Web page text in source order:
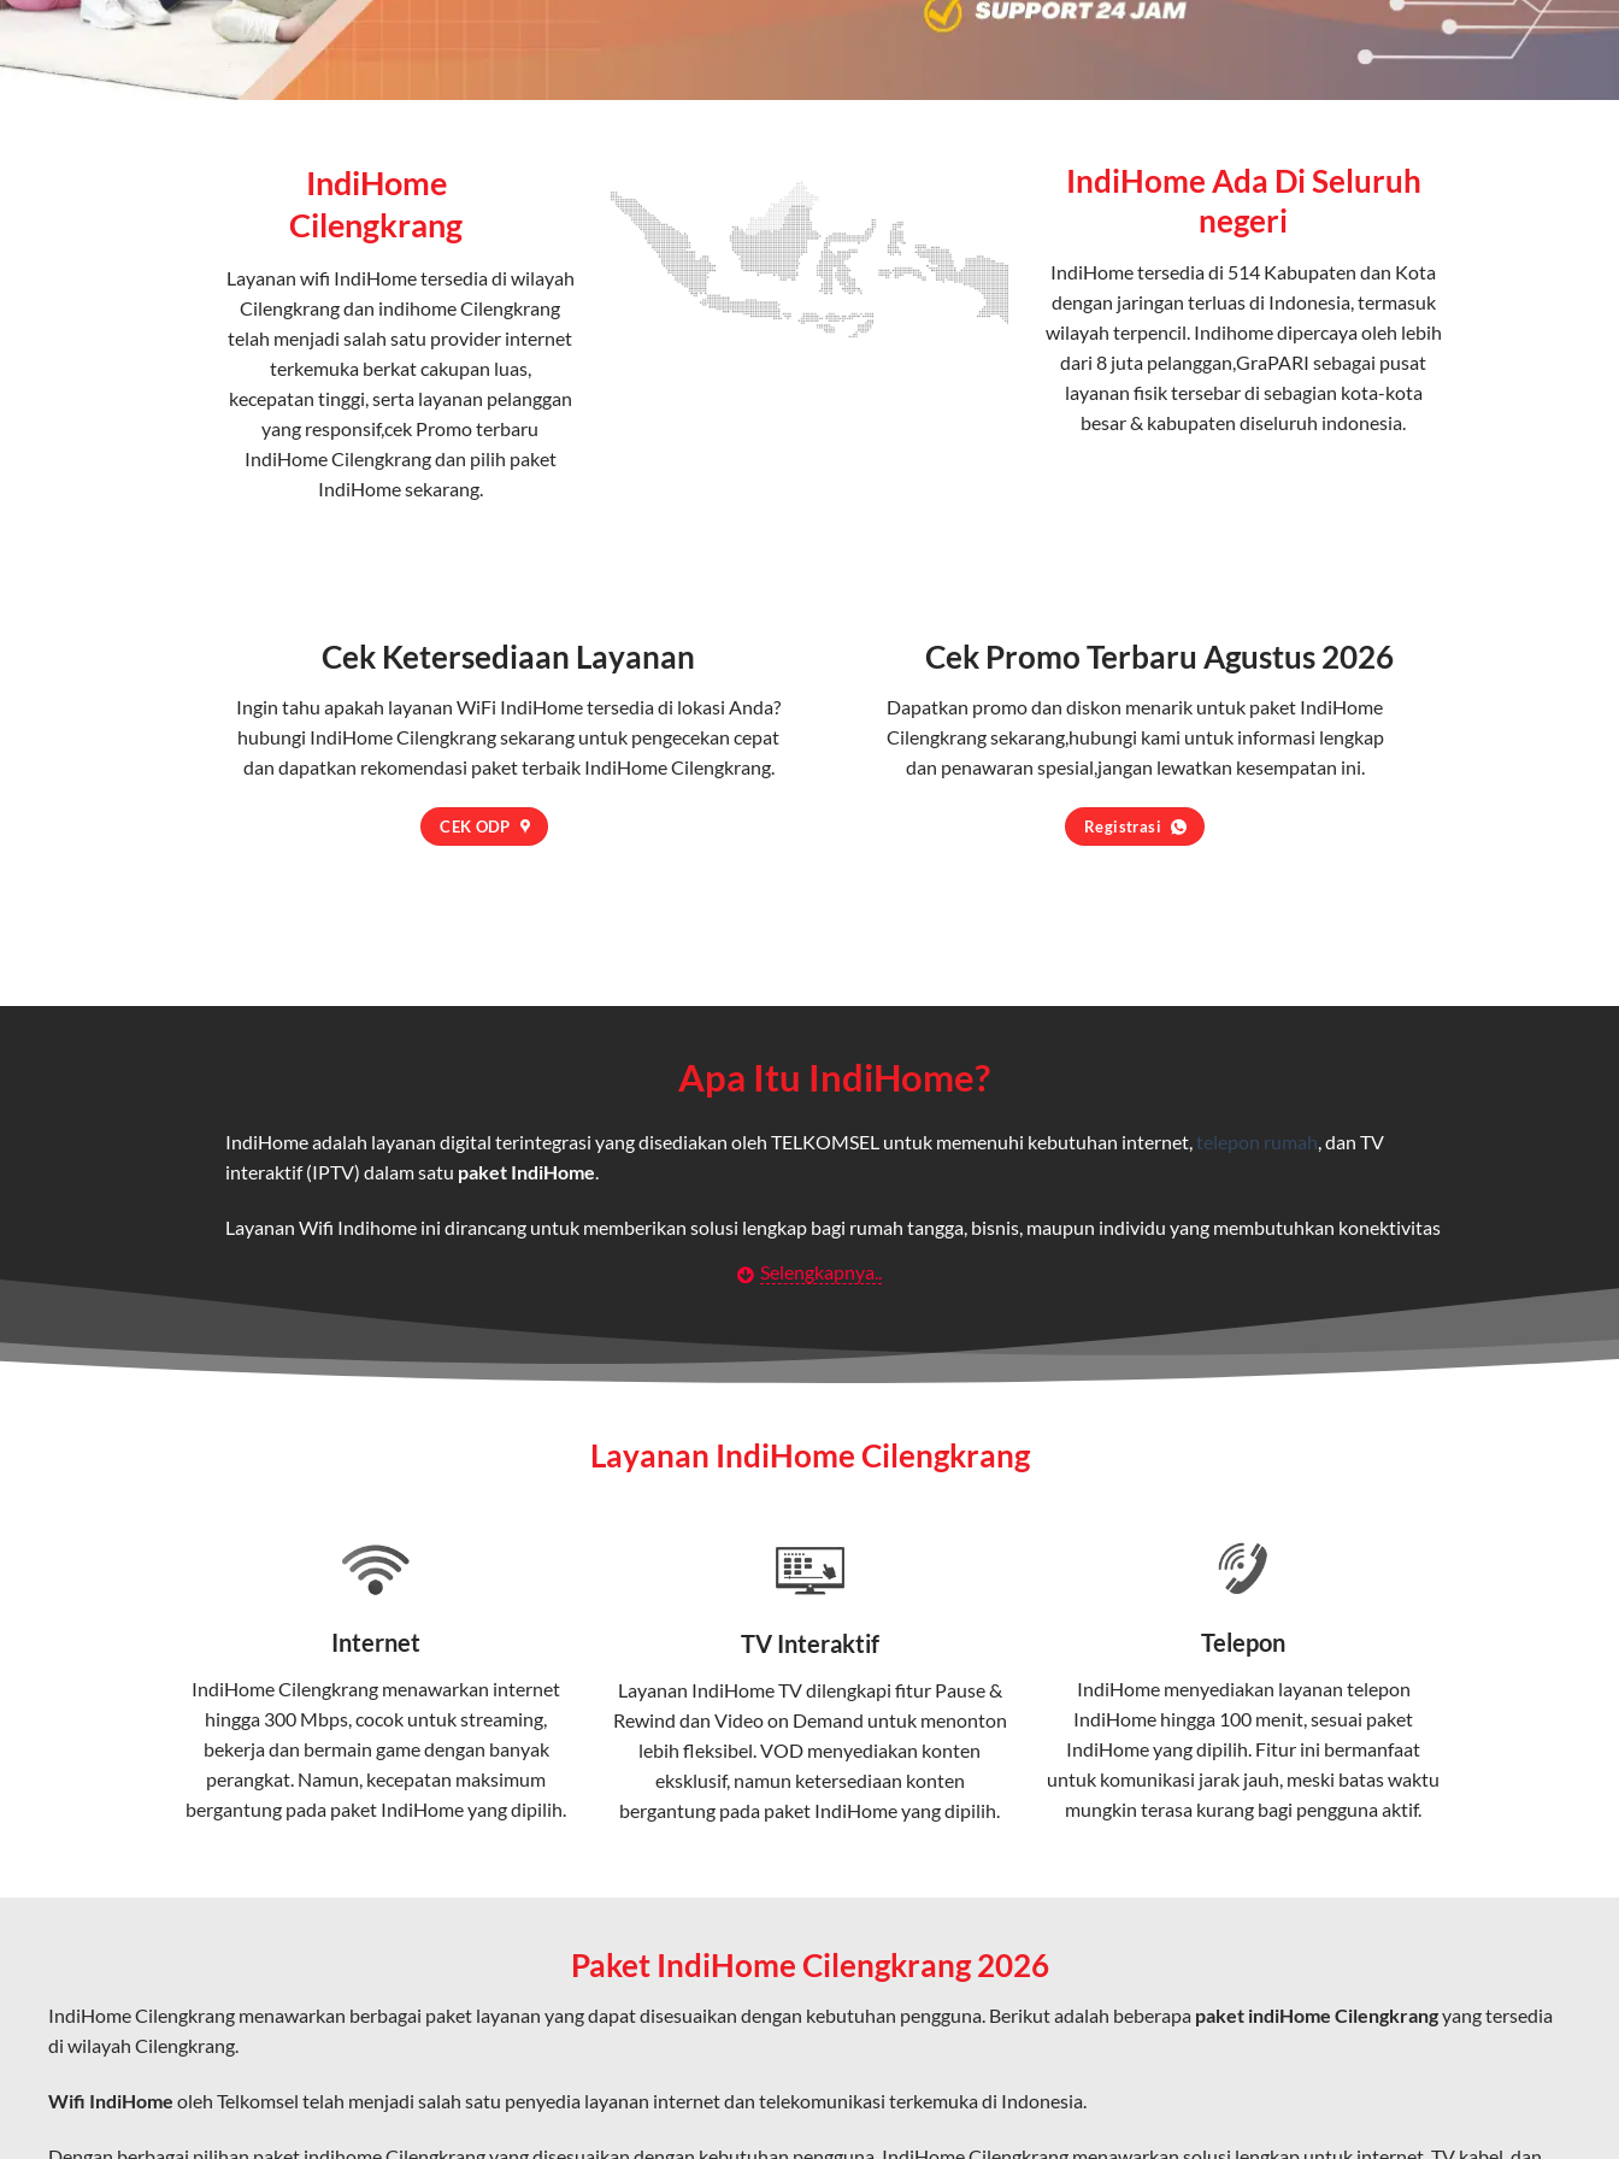
IndiHome
Cilengkrang
Layanan wifi IndiHometersedia di wilayah
Cilengkrang dan indihome Cilengkrang
telah menjadi salah satu provider internet
terkemuka berkat cakupan luas,
kecepatan tinggi, serta layanan pelanggan
yang responsif,cek Promo terbaru
IndiHome Cilengkrang dan pilih paket
IndiHomesekarang.
IndiHome Ada Di Seluruh
negeri
IndiHome tersedia di 514 Kabupaten dan Kota
dengan jaringan terluas di Indonesia, termasuk
wilayah terpencil. Indihome dipercaya oleh lebih
dari 8 juta pelanggan,GraPARI sebagai pusat
layanan fisik tersebar di sebagian kota-kota
besar & kabupaten diseluruh indonesia.
Cek Ketersediaan Layanan
Ingin tahu apakah layanan WiFi IndiHome tersedia di lokasi Anda?
hubungi IndiHome Cilengkrang sekarang untuk pengecekan cepat
dan dapatkan rekomendasi paket terbaik IndiHome Cilengkrang.
CEK ODP
Cek Promo Terbaru Agustus 2026
Dapatkan promo dan diskon menarik untuk paket IndiHome
Cilengkrang sekarang,hubungi kami untuk informasi lengkap
dan penawaran spesial,jangan lewatkan kesempatan ini.
Registrasi
Apa Itu IndiHome?
IndiHome adalah layanan digital terintegrasi yang disediakan oleh TELKOMSEL untuk memenuhi kebutuhan internet, telepon rumah , dan TV
interaktif (IPTV) dalam satu paket IndiHome
Layanan Wifi Indihome ini dirancang untuk memberikan solusi lengkap bagi rumah tangga, bisnis, maupun individu yang membutuhkan konektivitas
Wifi IndiHome adalah layananinternetberbasis fiber optic yang disediakan oleh Telkom Indonesia untuk pengguna rumah dan bisnis.
Teknologi di Balik WiFi IndiHome
pelanggan. Teknologi ini memiliki beberapa keunggulan:
Kecepatan Tinggi
Serat optik mampu mentransmisikan data dalam kecepatan tinggi hingga 1 Gbps, lebih cepat dibandingkan kabel tembaga atau DSL.
Koneksi Stabil
Mampu menangani banyak perangkat sekaligus tanpa penurunan kualitas koneksi.
Selengkapnya..
Layanan IndiHome Cilengkrang
Internet
IndiHome Cilengkrang menawarkan internet
hingga 300 Mbps, cocok untuk streaming,
bekerja dan bermain game dengan banyak
perangkat. Namun, kecepatan maksimum
bergantung pada paket IndiHome yang dipilih.
TV Interaktif
Layanan IndiHome TVdilengkapi fitur Pause &
Rewind dan Video on Demand untuk menonton
lebih fleksibel. VOD menyediakan konten
eksklusif, namun ketersediaan konten
bergantung pada paket IndiHome yang dipilih.
Telepon
IndiHome menyediakan layanan telepon
IndiHome hingga 100 menit, sesuai paket
IndiHome yang dipilih. Fitur ini bermanfaat
untuk komunikasi jarak jauh, meski batas waktu
mungkin terasa kurang bagi pengguna aktif.
Paket IndiHome Cilengkrang 2026
IndiHome Cilengkrang menawarkan berbagai paket layanan yang dapat disesuaikan dengan kebutuhan pengguna. Berikut adalah beberapa paket indiHome Cilengkrangyang tersedia
di wilayah Cilengkrang.
Wifi IndiHome oleh Telkomsel telah menjadi salah satu penyedia layanan internet dan telekomunikasi terkemuka di Indonesia.